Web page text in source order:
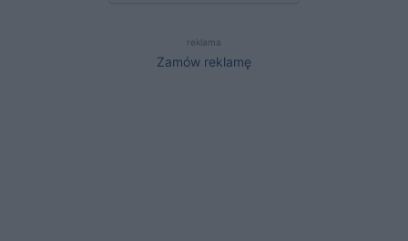
reklama
Zamów reklamę